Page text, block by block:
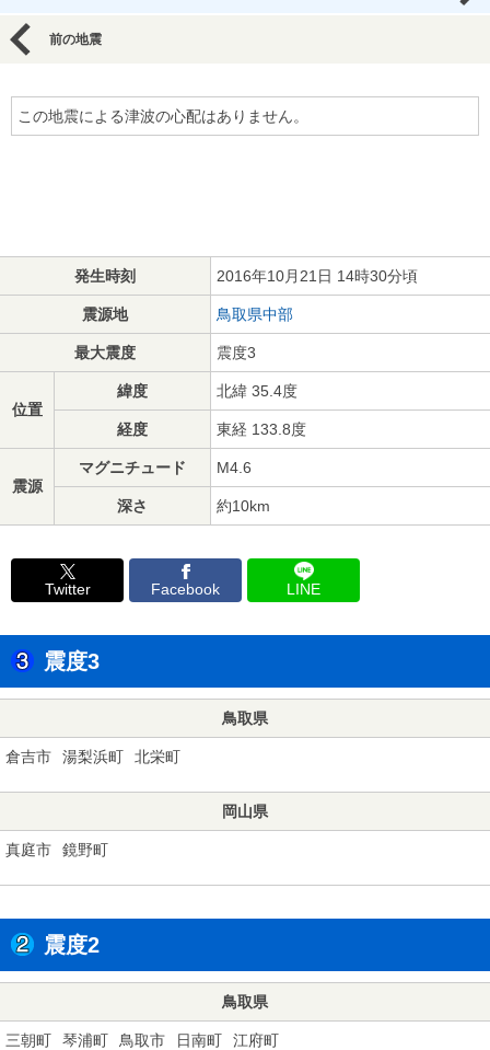
前の地震
この地震による津波の心配はありません。
発生時刻 2016年10月21日 14時30分頃
震源地 鳥取県中部
最大震度 震度3
位置
緯度 北緯 35.4度
経度 東経 133.8度
震源
マグニチュード M4.6
深さ 約10km
Twitter Facebook LINE
震度3
鳥取県
倉吉市 湯梨浜町 北栄町
岡山県
真庭市 鏡野町
震度2
鳥取県
三朝町 琴浦町 鳥取市 日南町 江府町